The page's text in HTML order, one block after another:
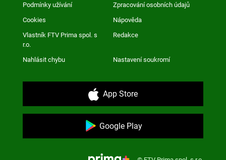
Podmínky užívání Zpracování osobních údajů
Cookies Nápověda
Vlastník FTV Prima spol. s
r.o.
Redakce
Nahlásit chybu Nastavení soukromí
App Store
Google Play